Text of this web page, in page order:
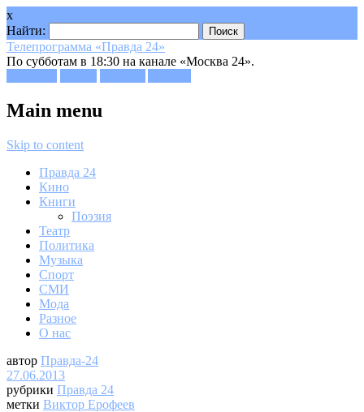
x
Найти:
Телепрограмма «Правда 24»
По субботам в 18:30 на канале «Москва 24».
Main menu
Skip to content
Правда 24
Кино
Книги
Поэзия
Театр
Политика
Музыка
Спорт
СМИ
Мода
Разное
О нас
автор Правда-24
27.06.2013
рубрики Правда 24
метки Виктор Ерофеев